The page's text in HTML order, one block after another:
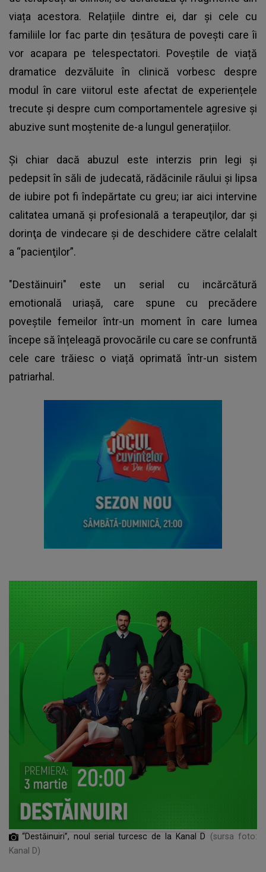
viața acestora. Relațiile dintre ei, dar și cele cu
familiile lor fac parte din țesătura de povești care îi
vor acapara pe telespectatori. Poveștile de viață
dramatice dezvăluite în clinică vorbesc despre
modul în care viitorul este afectat de experiențele
trecute și despre cum comportamentele agresive și
abuzive sunt moștenite de-a lungul generațiilor.
Și chiar dacă abuzul este interzis prin legi și
pedepsit în săli de judecată, rădăcinile răului și lipsa
de iubire pot fi îndepărtate cu greu; iar aici intervine
calitatea umană şi profesională a terapeuţilor, dar şi
dorinţa de vindecare şi de deschidere către celalalt
a “pacienţilor”.
"Destăinuiri" este un serial cu incărcătură
emotională uriaşă, care spune cu precădere
poveștile femeilor într-un moment în care lumea
începe să înțeleagă provocările cu care se confruntă
cele care trăiesc o viață oprimată într-un sistem
patriarhal.
“Destăinuiri”, noul serial turcesc de la Kanal D
(sursa foto:
Kanal D)